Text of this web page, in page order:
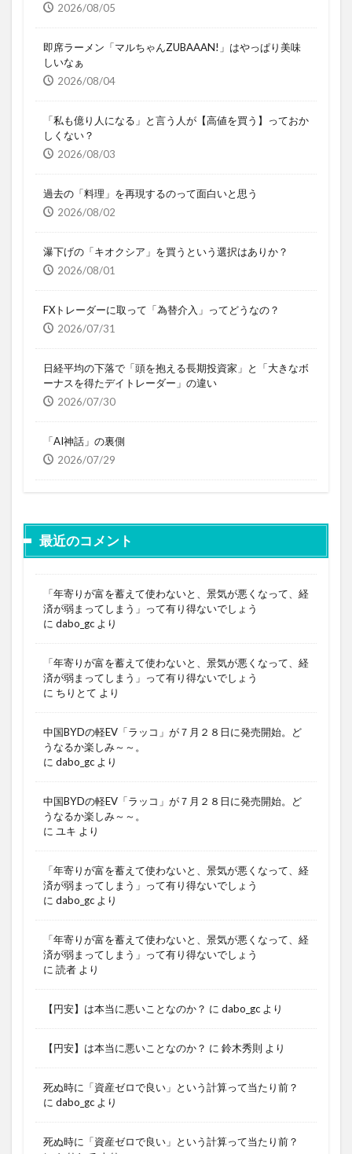
2026/08/05
即席ラーメン「マルちゃんZUBAAAN!」はやっぱり美味
しいなぁ
2026/08/04
「私も億り人になる」と言う人が【高値を買う】っておか
しくない？
2026/08/03
過去の「料理」を再現するのって面白いと思う
2026/08/02
瀑下げの「キオクシア」を買うという選択はありか？
2026/08/01
FXトレーダーに取って「為替介入」ってどうなの？
2026/07/31
日経平均の下落で「頭を抱える長期投資家」と「大きなボ
ーナスを得たデイトレーダー」の違い
2026/07/30
「AI神話」の裏側
2026/07/29
最近のコメント
「年寄りが富を蓄えて使わないと、景気が悪くなって、経
済が弱まってしまう」って有り得ないでしょう
に dabo_gc より
「年寄りが富を蓄えて使わないと、景気が悪くなって、経
済が弱まってしまう」って有り得ないでしょう
に ちりとて より
中国BYDの軽EV「ラッコ」が７月２８日に発売開始。ど
うなるか楽しみ～～。
に dabo_gc より
中国BYDの軽EV「ラッコ」が７月２８日に発売開始。ど
うなるか楽しみ～～。
に ユキ より
「年寄りが富を蓄えて使わないと、景気が悪くなって、経
済が弱まってしまう」って有り得ないでしょう
に dabo_gc より
「年寄りが富を蓄えて使わないと、景気が悪くなって、経
済が弱まってしまう」って有り得ないでしょう
に 読者 より
【円安】は本当に悪いことなのか？ に dabo_gc より
【円安】は本当に悪いことなのか？ に 鈴木秀則 より
死ぬ時に「資産ゼロで良い」という計算って当たり前？
に dabo_gc より
死ぬ時に「資産ゼロで良い」という計算って当たり前？